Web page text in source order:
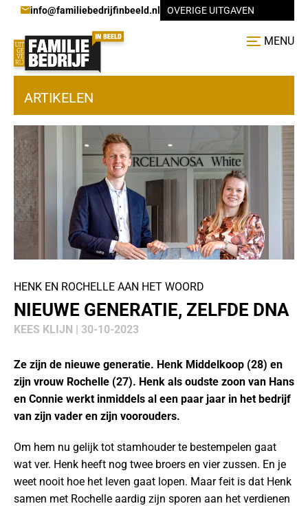
info@familiebedrijfinbeeld.nl OVERIGE UITGAVEN
MENU
ARTIKELEN
HENK EN ROCHELLE AAN HET WOORD
NIEUWE GENERATIE, ZELFDE DNA
KEES KLIJN | 30-10-2023
Ze zijn de nieuwe generatie. Henk Middelkoop (28) en
zijn vrouw Rochelle (27). Henk als oudste zoon van Hans
en Connie werkt inmiddels al een paar jaar in het bedrijf
van zijn vader en zijn voorouders.
Om hem nu gelijk tot stamhouder te bestempelen gaat
wat ver. Henk heeft nog twee broers en vier zussen. En je
weet nooit hoe het leven gaat lopen. Maar feit is dat Henk
samen met Rochelle aardig zijn sporen aan het verdienen